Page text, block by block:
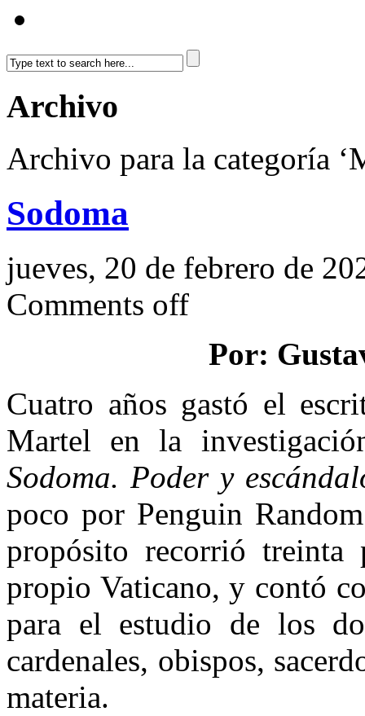
Archivo
Archivo para la categoría
Sodoma
jueves, 20 de febrero de
Comments off
Por:
Cuatro años gastó el
Martel en la
Sodoma. Poder y
poco por Penguin
propósito recorrió
propio Vaticano, y contó
para el estudio de los
cardenales, obispos,
materia.